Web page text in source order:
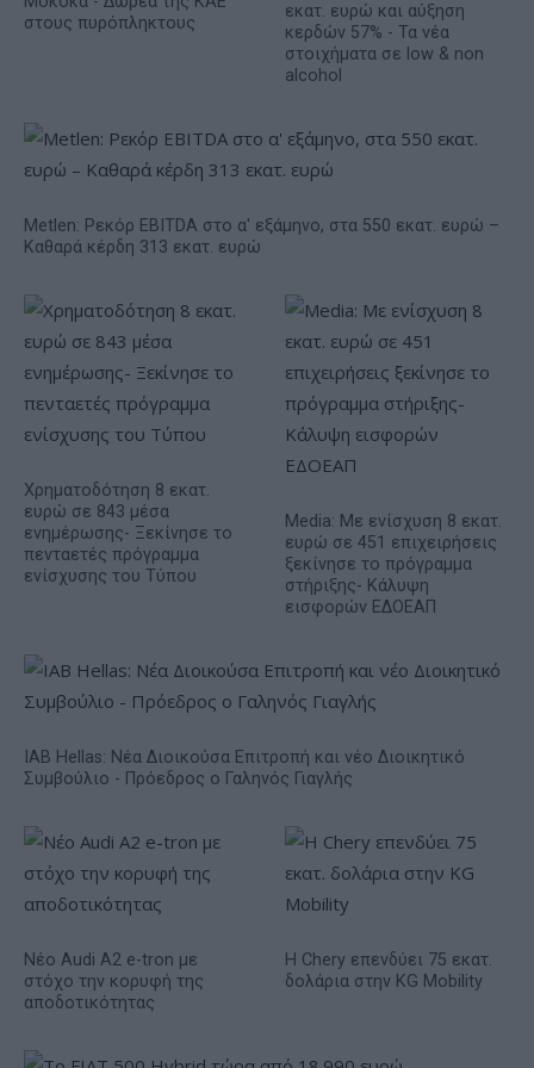
στους πυρόπληκτους
εκατ. ευρώ και αύξηση
κερδών 57% - Τα νέα
στοιχήματα σε low & non
alcohol
Metlen: Ρεκόρ EBITDA στο α' εξάμηνο, στα 550 εκατ. ευρώ –
Καθαρά κέρδη 313 εκατ. ευρώ
Χρηματοδότηση 8 εκατ.
ευρώ σε 843 μέσα
ενημέρωσης- Ξεκίνησε το
πενταετές πρόγραμμα
ενίσχυσης του Τύπου
Media: Με ενίσχυση 8 εκατ.
ευρώ σε 451 επιχειρήσεις
ξεκίνησε το πρόγραμμα
στήριξης- Κάλυψη
εισφορών ΕΔΟΕΑΠ
IAB Hellas: Νέα Διοικούσα Επιτροπή και νέο Διοικητικό
Συμβούλιο - Πρόεδρος ο Γαληνός Γιαγλής
Νέο Audi A2 e-tron με
στόχο την κορυφή της
αποδοτικότητας
Η Chery επενδύει 75 εκατ.
δολάρια στην KG Mobility